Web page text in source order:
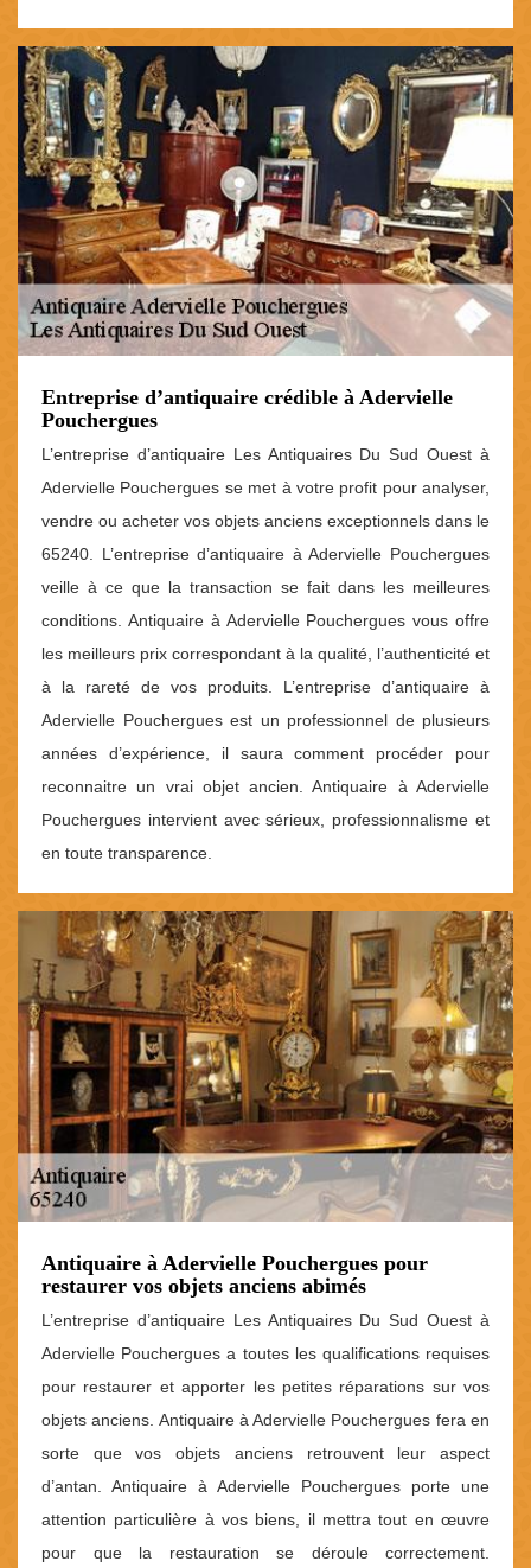
Entreprise d’antiquaire crédible à Adervielle
Pouchergues
L’entreprise d’antiquaire Les Antiquaires Du Sud Ouest à
Adervielle Pouchergues se met à votre profit pour analyser,
vendre ou acheter vos objets anciens exceptionnels dans le
65240. L’entreprise d’antiquaire à Adervielle Pouchergues
veille à ce que la transaction se fait dans les meilleures
conditions. Antiquaire à Adervielle Pouchergues vous offre
les meilleurs prix correspondant à la qualité, l’authenticité et
à la rareté de vos produits. L’entreprise d’antiquaire à
Adervielle Pouchergues est un professionnel de plusieurs
années d’expérience, il saura comment procéder pour
reconnaitre un vrai objet ancien. Antiquaire à Adervielle
Pouchergues intervient avec sérieux, professionnalisme et
en toute transparence.
Antiquaire à Adervielle Pouchergues pour
restaurer vos objets anciens abimés
L’entreprise d’antiquaire Les Antiquaires Du Sud Ouest à
Adervielle Pouchergues a toutes les qualifications requises
pour restaurer et apporter les petites réparations sur vos
objets anciens. Antiquaire à Adervielle Pouchergues fera en
sorte que vos objets anciens retrouvent leur aspect
d’antan. Antiquaire à Adervielle Pouchergues porte une
attention particulière à vos biens, il mettra tout en œuvre
pour que la restauration se déroule correctement.